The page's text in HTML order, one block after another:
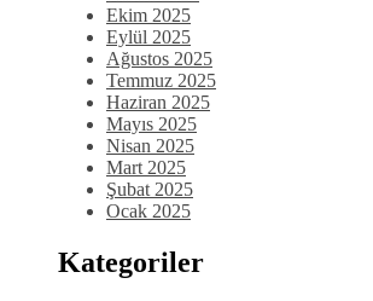
Ekim 2025
Eylül 2025
Ağustos 2025
Temmuz 2025
Haziran 2025
Mayıs 2025
Nisan 2025
Mart 2025
Şubat 2025
Ocak 2025
Kategoriler